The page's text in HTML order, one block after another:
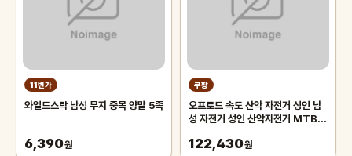
11번가
와일드스탁 남성 무지 중목 양말 5족
6,390원
쿠팡
오프로드 속도 산악 자전거 성인 남
성 자전거 성인 산악자전거 MTB,
122,430원